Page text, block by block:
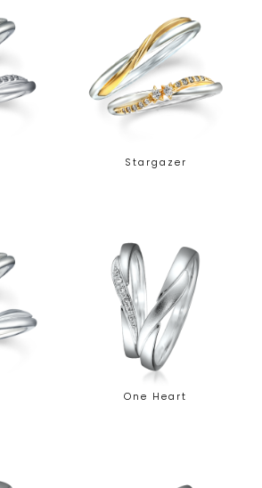
Stargazer
One Heart